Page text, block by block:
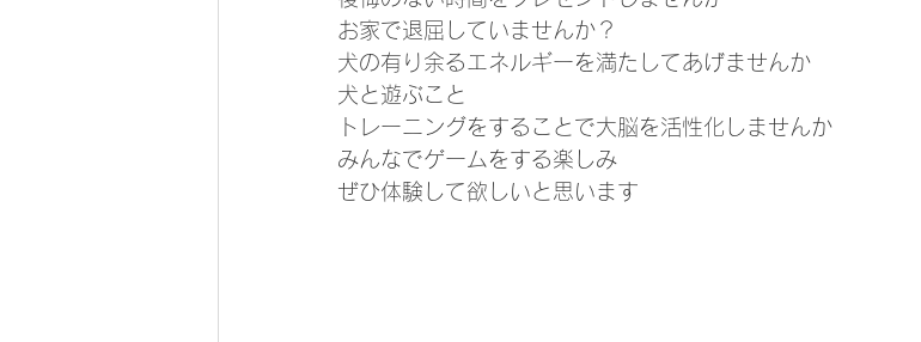
お家で退屈していませんか？
犬の有り余るエネルギーを満たしてあげませんか
犬と遊ぶこと
トレーニングをすることで大脳を活性化しませんか
みんなでゲームをする楽しみ
ぜひ体験して欲しいと思います